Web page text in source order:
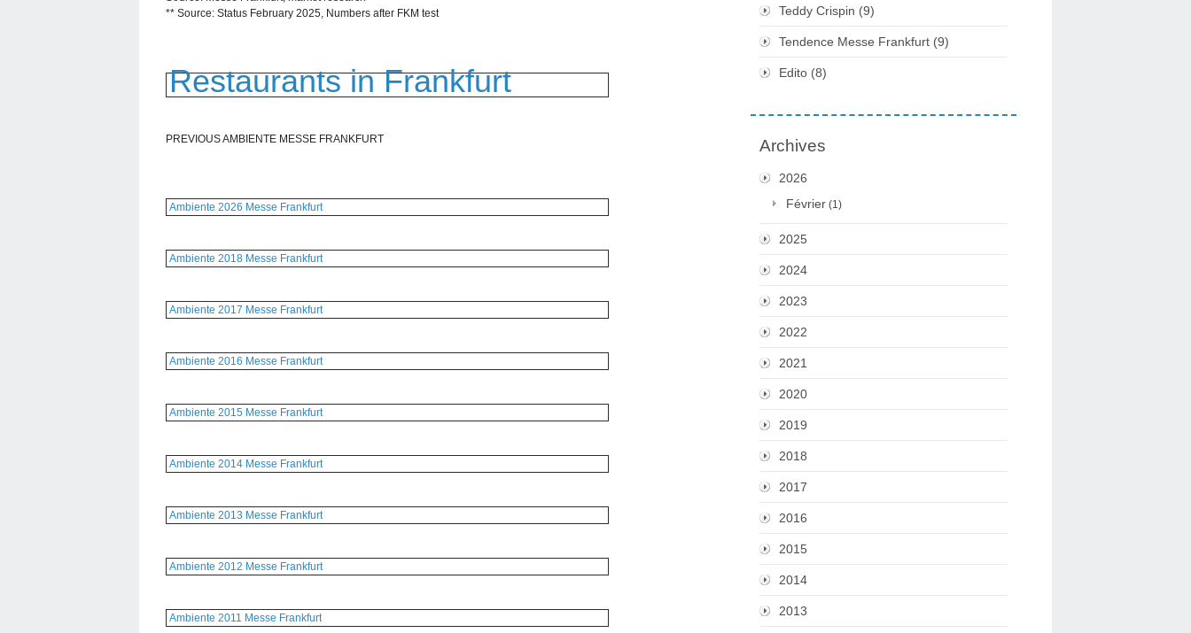
** Source: Status February 2025, Numbers after FKM test
Restaurants in Frankfurt
PREVIOUS AMBIENTE MESSE FRANKFURT
Ambiente 2026 Messe Frankfurt
Ambiente 2018 Messe Frankfurt
Ambiente 2017 Messe Frankfurt
Ambiente 2016 Messe Frankfurt
Ambiente 2015 Messe Frankfurt
Ambiente 2014 Messe Frankfurt
Ambiente 2013 Messe Frankfurt
Ambiente 2012 Messe Frankfurt
Ambiente 2011 Messe Frankfurt
Teddy Crispin (9)
Tendence Messe Frankfurt (9)
Edito (8)
Archives
2026
Février (1)
2025
2024
2023
2022
2021
2020
2019
2018
2017
2016
2015
2014
2013